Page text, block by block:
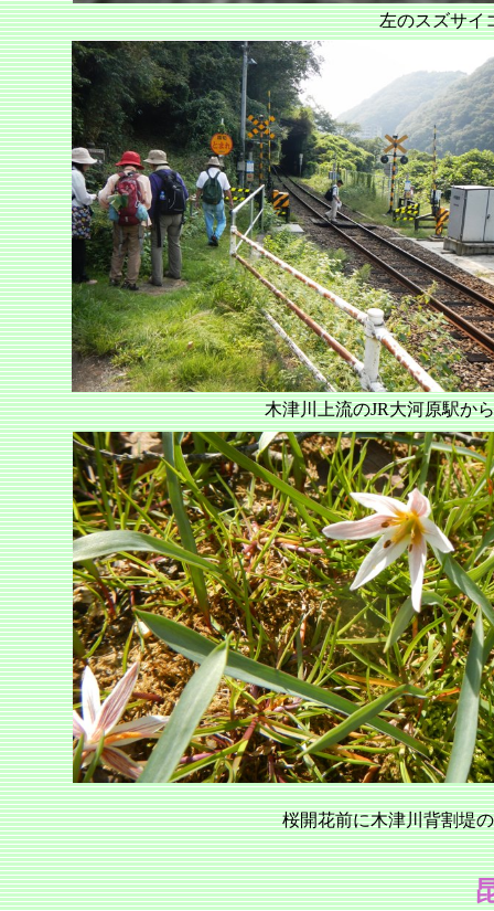
左のスズサイ
木津川上流のJR大河原駅か
桜開花前に木津川背割堤